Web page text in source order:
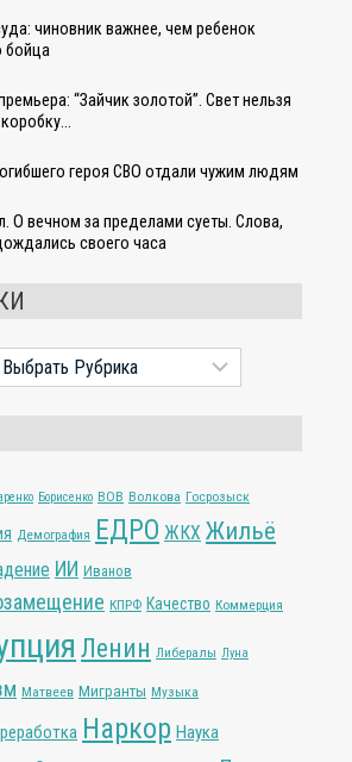
чиновник важнее, чем ребенок
бойца
“Зайчик золотой”. Свет нельзя
героя СВО отдали чужим людям
О вечном за пределами суеты. Слова,
своего часа
Борисенко ВОВ Волкова Госрозыск
Демография ЕДРО ЖКХ Жильё
ИИ Иванов
КПРФ Качество Коммерция
Ленин Либералы Луна
Матвеев Мигранты Музыка
Наркор Наука